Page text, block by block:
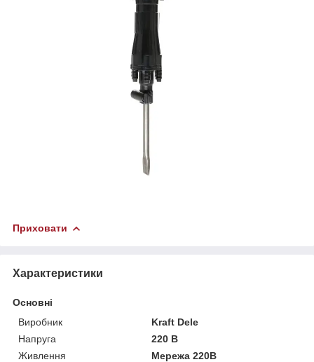
Приховати
Характеристики
Основні
Виробник
Kraft Dele
Напруга
220 В
Живлення
Мережа 220В